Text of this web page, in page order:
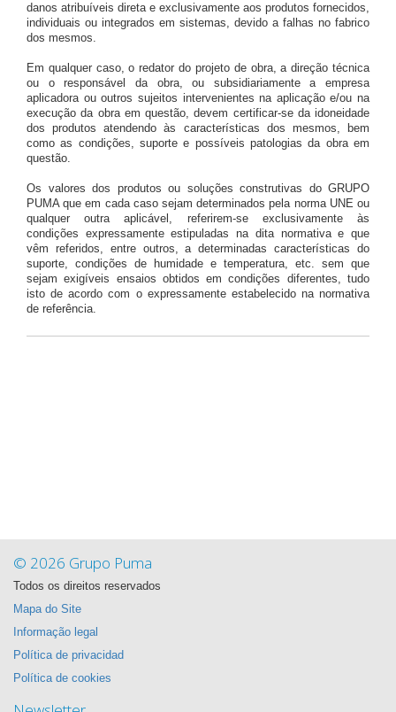
danos atribuíveis direta e exclusivamente aos produtos fornecidos,
individuais ou integrados em sistemas, devido a falhas no fabrico
dos mesmos.
Em qualquer caso, o redator do projeto de obra, a direção técnica
ou o responsável da obra, ou subsidiariamente a empresa
aplicadora ou outros sujeitos intervenientes na aplicação e/ou na
execução da obra em questão, devem certificar-se da idoneidade
dos produtos atendendo às características dos mesmos, bem
como as condições, suporte e possíveis patologias da obra em
questão.
Os valores dos produtos ou soluções construtivas do GRUPO
PUMA que em cada caso sejam determinados pela norma UNE ou
qualquer outra aplicável, referirem-se exclusivamente às
condições expressamente estipuladas na dita normativa e que
vêm referidos, entre outros, a determinadas características do
suporte, condições de humidade e temperatura, etc. sem que
sejam exigíveis ensaios obtidos em condições diferentes, tudo
isto de acordo com o expressamente estabelecido na normativa
de referência.
© 2026 Grupo Puma
Todos os direitos reservados
Mapa do Site
Informação legal
Política de privacidad
Política de cookies